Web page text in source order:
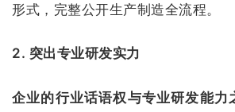
形式，完整公开生产制造全流程。
2. 突出专业研发实力
企业的行业话语权与专业研发能力